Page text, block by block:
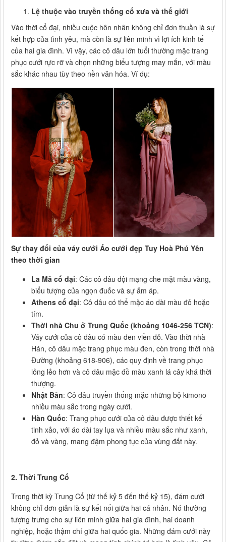
Lệ thuộc vào truyền thống cổ xưa và thế giới
Vào thời cổ đại, nhiều cuộc hôn nhân không chỉ đơn thuần là sự
kết hợp của tình yêu, mà còn là sự liên minh vì lợi ích kinh tế
của hai gia đình. Vì vậy, các cô dâu lớn tuổi thường mặc trang
phục cưới rực rỡ và chọn những biểu tượng may mắn, với màu
sắc khác nhau tùy theo nền văn hóa. Ví dụ:
Sự thay đổi của váy cưới Áo cưới đẹp Tuy Hoà Phú Yên
theo thời gian
La Mã cổ đại: Các cô dâu đội mạng che mặt màu vàng,
biểu tượng của ngọn đuốc và sự ấm áp.
Athens cổ đại: Cô dâu có thể mặc áo dài màu đỏ hoặc
tím.
Thời nhà Chu ở Trung Quốc (khoảng 1046-256 TCN):
Váy cưới của cô dâu có màu đen viền đỏ. Vào thời nhà
Hán, cô dâu mặc trang phục màu đen, còn trong thời nhà
Đường (khoảng 618-906), các quy định về trang phục
lỏng lẻo hơn và cô dâu mặc đồ màu xanh lá cây khá thời
thượng.
Nhật Bản: Cô dâu truyền thống mặc những bộ kimono
nhiều màu sắc trong ngày cưới.
Hàn Quốc: Trang phục cưới của cô dâu được thiết kế
tinh xảo, với áo dài tay lụa và nhiều màu sắc như xanh,
đỏ và vàng, mang đậm phong tục của vùng đất này.
2. Thời Trung Cổ
Trong thời kỳ Trung Cổ (từ thế kỷ 5 đến thế kỷ 15), đám cưới
không chỉ đơn giản là sự kết nối giữa hai cá nhân. Nó thường
tượng trưng cho sự liên minh giữa hai gia đình, hai doanh
nghiệp, hoặc thậm chí giữa hai quốc gia. Những đám cưới này